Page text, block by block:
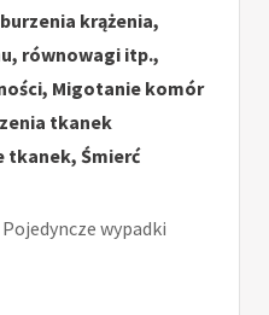
krążenia,
równowagi itp.,
Migotanie komór
tkanek
tkanek, Śmierć
wypadki